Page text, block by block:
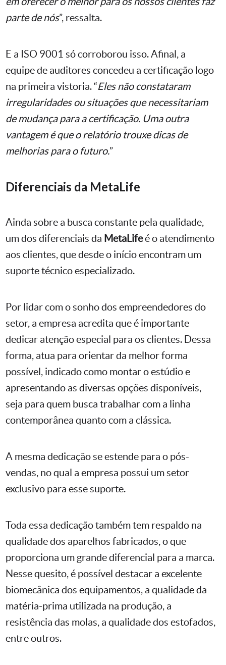
parte de nós”, ressalta.
E a ISO 9001 só corroborou isso. Afinal, a
equipe de auditores concedeu a certificação logo
na primeira vistoria. “Eles não constataram
irregularidades ou situações que necessitariam
de mudança para a certificação. Uma outra
vantagem é que o relatório trouxe dicas de
melhorias para o futuro.”
Diferenciais da MetaLife
Ainda sobre a busca constante pela qualidade,
um dos diferenciais da MetaLifeé o atendimento
aos clientes, que desde o início encontram um
suporte técnico especializado.
Por lidar com o sonho dos empreendedores do
setor, a empresa acredita que é importante
dedicar atenção especial para os clientes. Dessa
forma, atua para orientar da melhor forma
possível, indicado como montar o estúdio e
apresentando as diversas opções disponíveis,
seja para quem busca trabalhar com a linha
contemporânea quanto com a clássica.
A mesma dedicação se estende para o pós-
vendas, no qual a empresa possui um setor
exclusivo para esse suporte.
Toda essa dedicação também tem respaldo na
qualidade dos aparelhos fabricados, o que
proporciona um grande diferencial para a marca.
Nesse quesito, é possível destacar a excelente
biomecânica dos equipamentos, a qualidade da
matéria-prima utilizada na produção, a
resistência das molas, a qualidade dos estofados,
entre outros.